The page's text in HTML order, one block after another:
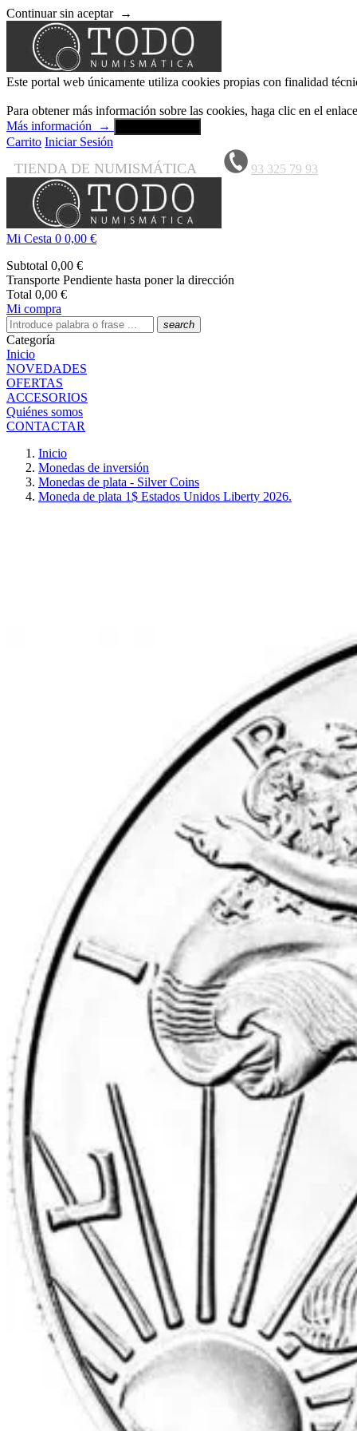
Continuar sin aceptar →
Este portal web únicamente utiliza cookies propias con finalidad
Para obtener más información sobre las cookies, haga clic en el
Más información
→
Carrito Iniciar Sesión
TIENDA DE NUMISMÁTICA 93 325 79 93
Mi Cesta 0 0,00 €
Subtotal 0,00 €
Transporte Pendiente hasta poner la dirección
Total 0,00 €
Mi compra
search
Categoría
Inicio
NOVEDADES
OFERTAS
ACCESORIOS
Quiénes somos
CONTACTAR
Inicio
Monedas de inversión
Monedas de plata - Silver Coins
Moneda de plata 1$ Estados Unidos Liberty 2026.